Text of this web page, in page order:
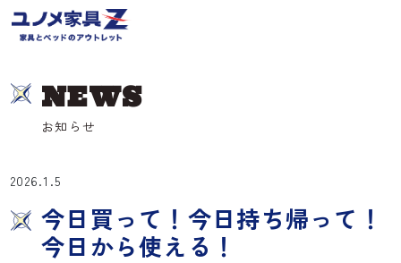
NEWS
お知らせ
2026.1.5
今日買って！今日持ち帰って！
今日から使える！